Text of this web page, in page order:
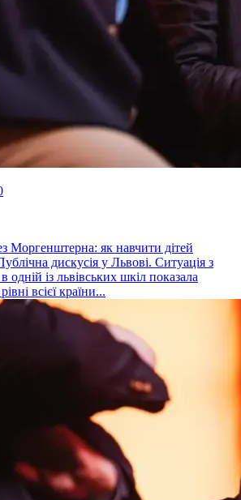
Моргенштерна: як навчити дітей
дискусія у Львові. Ситуація з
із львівських шкіл показала
всієї країни...